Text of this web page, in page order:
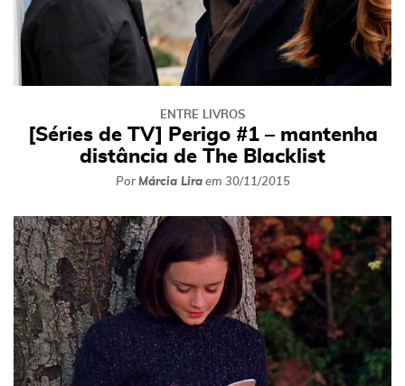
ENTRE LIVROS
[Séries de TV] Perigo #1 – mantenha
distância de The Blacklist
Por Márcia Liraem 30/11/2015